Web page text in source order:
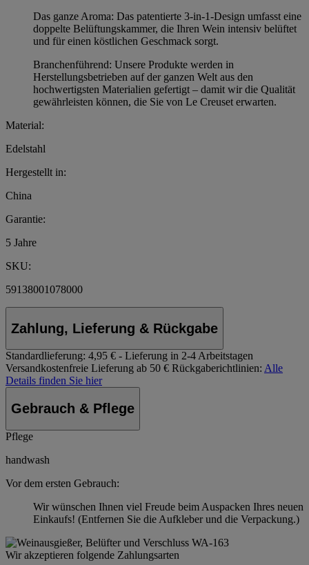
Das ganze Aroma: Das patentierte 3-in-1-Design umfasst eine
doppelte Belüftungskammer, die Ihren Wein intensiv belüftet
und für einen köstlichen Geschmack sorgt.
Branchenführend: Unsere Produkte werden in
Herstellungsbetrieben auf der ganzen Welt aus den
hochwertigsten Materialien gefertigt – damit wir die Qualität
gewährleisten können, die Sie von Le Creuset erwarten.
Material:
Edelstahl
Hergestellt in:
China
Garantie:
5 Jahre
SKU:
59138001078000
Zahlung, Lieferung & Rückgabe
Standardlieferung: 4,95 € - Lieferung in 2-4 Arbeitstagen
Versandkostenfreie Lieferung ab 50 € Rückgaberichtlinien: Alle
Details finden Sie hier
Gebrauch & Pflege
Pflege
handwash
Vor dem ersten Gebrauch:
Wir wünschen Ihnen viel Freude beim Auspacken Ihres neuen
Einkaufs! (Entfernen Sie die Aufkleber und die Verpackung.)
Wir akzeptieren folgende Zahlungsarten